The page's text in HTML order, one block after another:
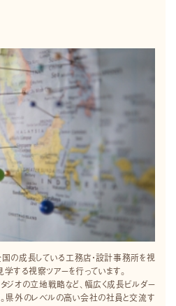
の成長している工務店・設計事務所を視
する視察ツアーを行っています。
ジオの立地戦略など、幅広く成長ビルダー
県外のレベルの高い会社の社員と交流す